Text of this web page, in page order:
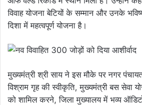
विवाह योजना बेटियों के सम्मान और उनके
दिशा में महत्वपूर्ण योजना है।
मुख्यमंत्री श्री साय ने इस मौके पर नगर
विश्राम गृह की स्वीकृति, मुख्यमंत्री बस सेवा
को शामिल करने, जिला मुख्यालय में भव्य